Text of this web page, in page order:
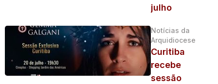
julho
Notícias da
Arquidiocese
Curitiba
recebe
sessão